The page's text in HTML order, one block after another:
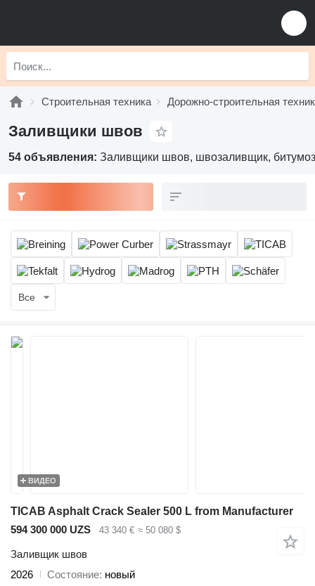
Строительная техника Дорожно-строительная
Заливщики швов
54 объявления: Заливщики швов, швозаливщик,
Все
ВИДЕО
TICAB Asphalt Crack Sealer 500 L from Manufacturer
594 300 000 UZS
43 340 € ≈ 50 080 $
Заливщик швов
2026
Состояние новый